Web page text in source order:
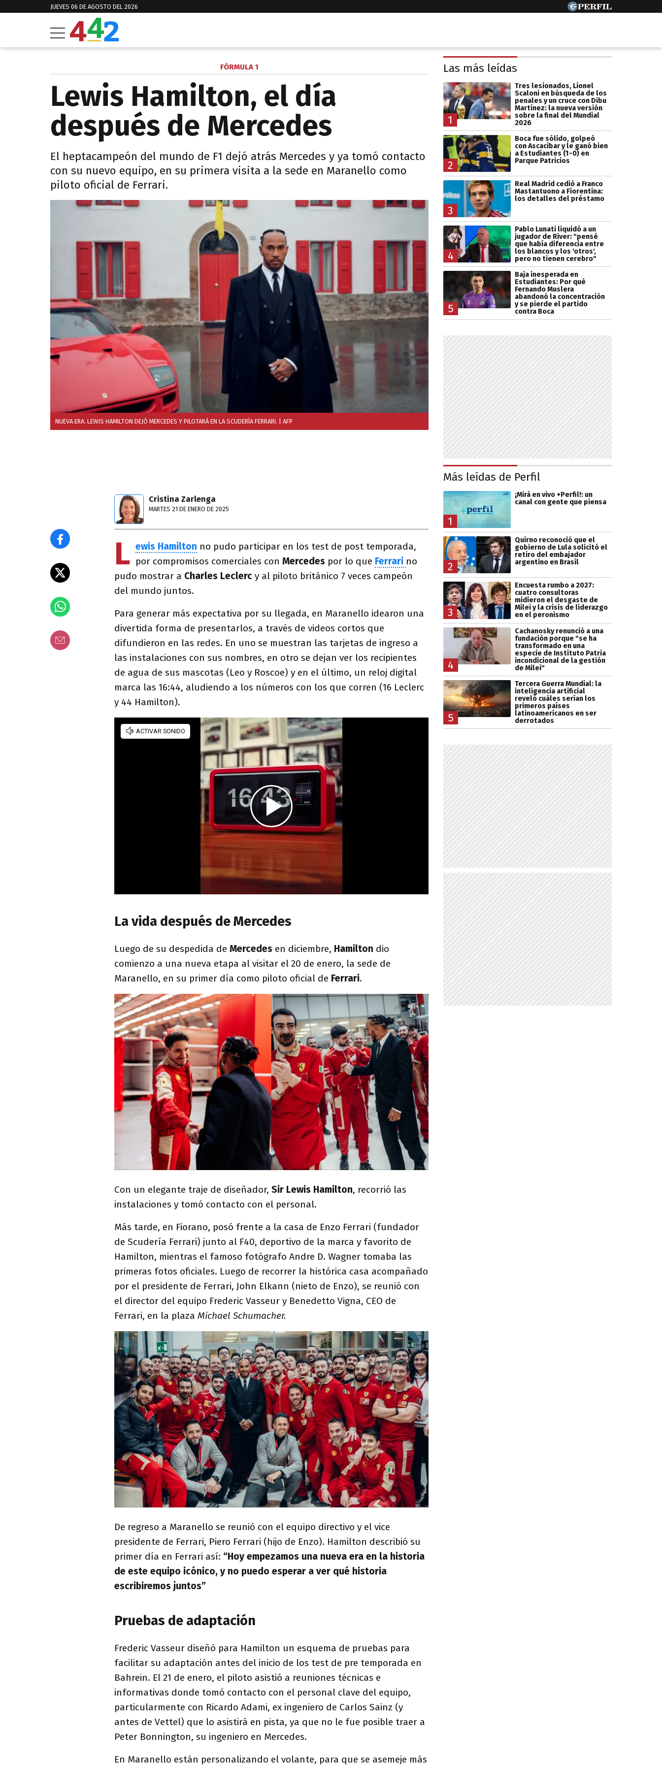
JUEVES 06 DE AGOSTO DEL 2026
FÓRMULA 1
Lewis Hamilton, el día
después de Mercedes
El heptacampeón del mundo de F1 dejó atrás Mercedes y ya tomó contacto
con su nuevo equipo, en su primera visita a la sede en Maranello como
piloto oficial de Ferrari.
NUEVA ERA. LEWIS HAMILTON DEJÓ MERCEDES Y PILOTARÁ EN LA SCUDERÍA FERRARI. | AFP
Cristina Zarlenga
MARTES 21 DE ENERO DE 2025
L ewis Hamilton no pudo participar en los test de post temporada,
por compromisos comerciales con Mercedes por lo que Ferrari no
pudo mostrar a Charles Leclerc y al piloto británico 7 veces campeón
del mundo juntos.
Para generar más expectativa por su llegada, en Maranello idearon una
divertida forma de presentarlos, a través de videos cortos que
difundieron en las redes. En uno se muestran las tarjetas de ingreso a
las instalaciones con sus nombres, en otro se dejan ver los recipientes
de agua de sus mascotas (Leo y Roscoe) y en el último, un reloj digital
marca las 16:44, aludiendo a los números con los que corren (16 Leclerc
y 44 Hamilton).
La vida después de Mercedes
Luego de su despedida de Mercedes en diciembre, Hamilton dio
comienzo a una nueva etapa al visitar el 20 de enero, la sede de
Maranello, en su primer día como piloto oficial de Ferrari.
Con un elegante traje de diseñador, Sir Lewis Hamilton, recorrió las
instalaciones y tomó contacto con el personal.
Más tarde, en Fiorano, posó frente a la casa de Enzo Ferrari (fundador
de Scudería Ferrari) junto al F40, deportivo de la marca y favorito de
Hamilton, mientras el famoso fotógrafo Andre D. Wagner tomaba las
primeras fotos oficiales. Luego de recorrer la histórica casa acompañado
por el presidente de Ferrari, John Elkann (nieto de Enzo), se reunió con
el director del equipo Frederic Vasseur y Benedetto Vigna, CEO de
Ferrari, en la plaza Michael Schumacher.
De regreso a Maranello se reunió con el equipo directivo y el vice
presidente de Ferrari, Piero Ferrari (hijo de Enzo). Hamilton describió su
primer día en Ferrari así: “Hoy empezamos una nueva era en la historia
de este equipo icónico, y no puedo esperar a ver qué historia
escribiremos juntos”
Pruebas de adaptación
Frederic Vasseur diseñó para Hamilton un esquema de pruebas para
facilitar su adaptación antes del inicio de los test de pre temporada en
Bahrein. El 21 de enero, el piloto asistió a reuniones técnicas e
informativas donde tomó contacto con el personal clave del equipo,
particularmente con Ricardo Adami, ex ingeniero de Carlos Sainz (y
antes de Vettel) que lo asistirá en pista, ya que no le fue posible traer a
Peter Bonnington, su ingeniero en Mercedes.
En Maranello están personalizando el volante, para que se asemeje más
Las más leídas
1
Tres lesionados, Lionel
Scaloni en búsqueda de los
penales y un cruce con Dibu
Martínez: la nueva versión
sobre la final del Mundial
2026
2
Boca fue sólido, golpeó
con Ascacibar y le ganó bien
a Estudiantes (1-0) en
Parque Patricios
3
Real Madrid cedió a Franco
Mastantuono a Fiorentina:
los detalles del préstamo
4
Pablo Lunati liquidó a un
jugador de River: "pensé
que había diferencia entre
los blancos y los 'otros',
pero no tienen cerebro"
5
Baja inesperada en
Estudiantes: Por qué
Fernando Muslera
abandonó la concentración
y se pierde el partido
contra Boca
Más leídas de Perfil
1
¡Mirá en vivo +Perfil!: un
canal con gente que piensa
2
Quirno reconoció que el
gobierno de Lula solicitó el
retiro del embajador
argentino en Brasil
3
Encuesta rumbo a 2027:
cuatro consultoras
midieron el desgaste de
Milei y la crisis de liderazgo
en el peronismo
4
Cachanosky renunció a una
fundación porque "se ha
transformado en una
especie de Instituto Patria
incondicional de la gestión
de Milei"
5
Tercera Guerra Mundial: la
inteligencia artificial
reveló cuáles serían los
primeros países
latinoamericanos en ser
derrotados